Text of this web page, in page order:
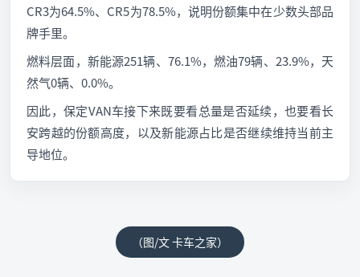
CR3为64.5%、CR5为78.5%，说明份额集中在少数头部品
牌手里。
燃料层面，新能源251辆、76.1%，燃油79辆、23.9%，天
然气0辆、0.0%。
因此，保定VAN车接下来既要看总量是否延续，也要看长
安跨越的份额高度，以及新能源占比是否继续维持当前主
导地位。
（图/文 卡车之家）